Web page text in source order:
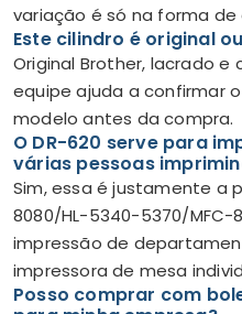
variação é só na forma de
Este cilindro é original
Original Brother, lacrado e
equipe ajuda a confirmar
modelo antes da compra.
O DR-620 serve para
várias pessoas
Sim, essa é justamente a
8080/HL-5340-5370/MFC-
impressão de
impressora de mesa
Posso comprar com